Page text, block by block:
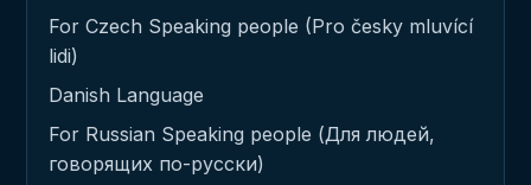
For Czech Speaking people (Pro česky mluvící
lidi)
Danish Language
For Russian Speaking people (Для людей,
говорящих по-русски)